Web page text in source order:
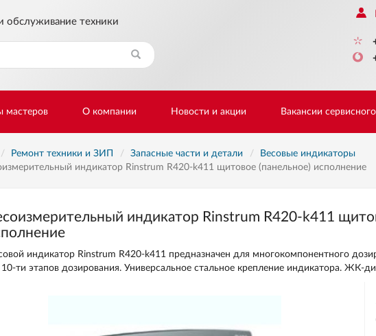
техники
мастеров О компании Новости и акции Вакансии
Ремонт техники и ЗИП Запасные части и детали
Весовые индикаторы
индикатор Rinstrum R420-k411 щитовое (панельное) исполнение
индикатор Rinstrum R420-k411
индикатор Rinstrum R420-k411 предназначен для многокомпонентного
ти этапов дозирования. Универсальное стальное крепление индикатора. ЖК-